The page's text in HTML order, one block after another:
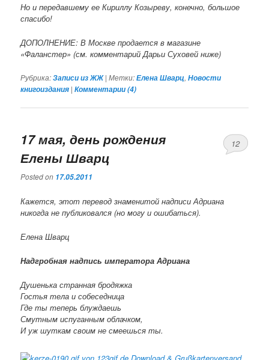
Но и передавшему ее Кириллу Козыреву, конечно, большое
спасибо!
ДОПОЛНЕНИЕ: В Москве продается в магазине
«Фаланстер» (см. комментарий Дарьи Суховей ниже)
Рубрика:Записи из ЖЖ |Метки:Елена Шварц,Новости
книгоиздания |Комментарии (4)
17 мая, день рождения
Елены Шварц
Posted on 17.05.2011
12
Кажется, этот перевод знаменитой надписи Адриана
никогда не публиковался (но могу и ошибаться).
Елена Шварц
Надгробная надпись императора Адриана
Душенька странная бродяжка
Гостья тела и собеседница
Где ты теперь блуждаешь
Смутным испуганным облачком,
И уж шуткам своим не смеешься ты.